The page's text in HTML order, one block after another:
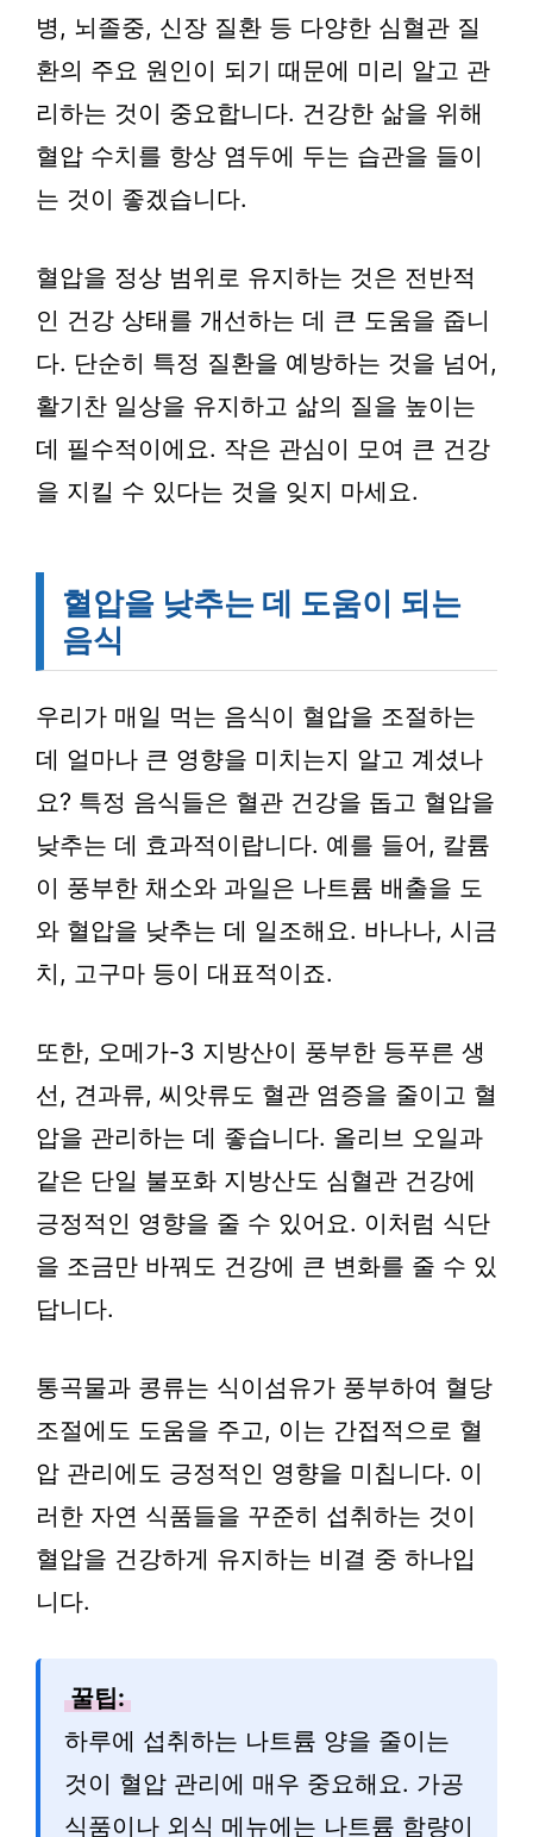
병, 뇌졸중, 신장 질환 등 다양한 심혈관 질
환의 주요 원인이 되기 때문에 미리 알고 관
리하는 것이 중요합니다. 건강한 삶을 위해
혈압 수치를 항상 염두에 두는 습관을 들이
는 것이 좋겠습니다.
혈압을 정상 범위로 유지하는 것은 전반적
인 건강 상태를 개선하는 데 큰 도움을 줍니
다. 단순히 특정 질환을 예방하는 것을 넘어,
활기찬 일상을 유지하고 삶의 질을 높이는
데 필수적이에요. 작은 관심이 모여 큰 건강
을 지킬 수 있다는 것을 잊지 마세요.
혈압을 낮추는 데 도움이 되는
음식
우리가 매일 먹는 음식이 혈압을 조절하는
데 얼마나 큰 영향을 미치는지 알고 계셨나
요? 특정 음식들은 혈관 건강을 돕고 혈압을
낮추는 데 효과적이랍니다. 예를 들어, 칼륨
이 풍부한 채소와 과일은 나트륨 배출을 도
와 혈압을 낮추는 데 일조해요. 바나나, 시금
치, 고구마 등이 대표적이죠.
또한, 오메가-3 지방산이 풍부한 등푸른 생
선, 견과류, 씨앗류도 혈관 염증을 줄이고 혈
압을 관리하는 데 좋습니다. 올리브 오일과
같은 단일 불포화 지방산도 심혈관 건강에
긍정적인 영향을 줄 수 있어요. 이처럼 식단
을 조금만 바꿔도 건강에 큰 변화를 줄 수 있
답니다.
통곡물과 콩류는 식이섬유가 풍부하여 혈당
조절에도 도움을 주고, 이는 간접적으로 혈
압 관리에도 긍정적인 영향을 미칩니다. 이
러한 자연 식품들을 꾸준히 섭취하는 것이
혈압을 건강하게 유지하는 비결 중 하나입
니다.
꿀팁:
하루에 섭취하는 나트륨 양을 줄이는
것이 혈압 관리에 매우 중요해요. 가공
식품이나 외식 메뉴에는 나트륨 함량이